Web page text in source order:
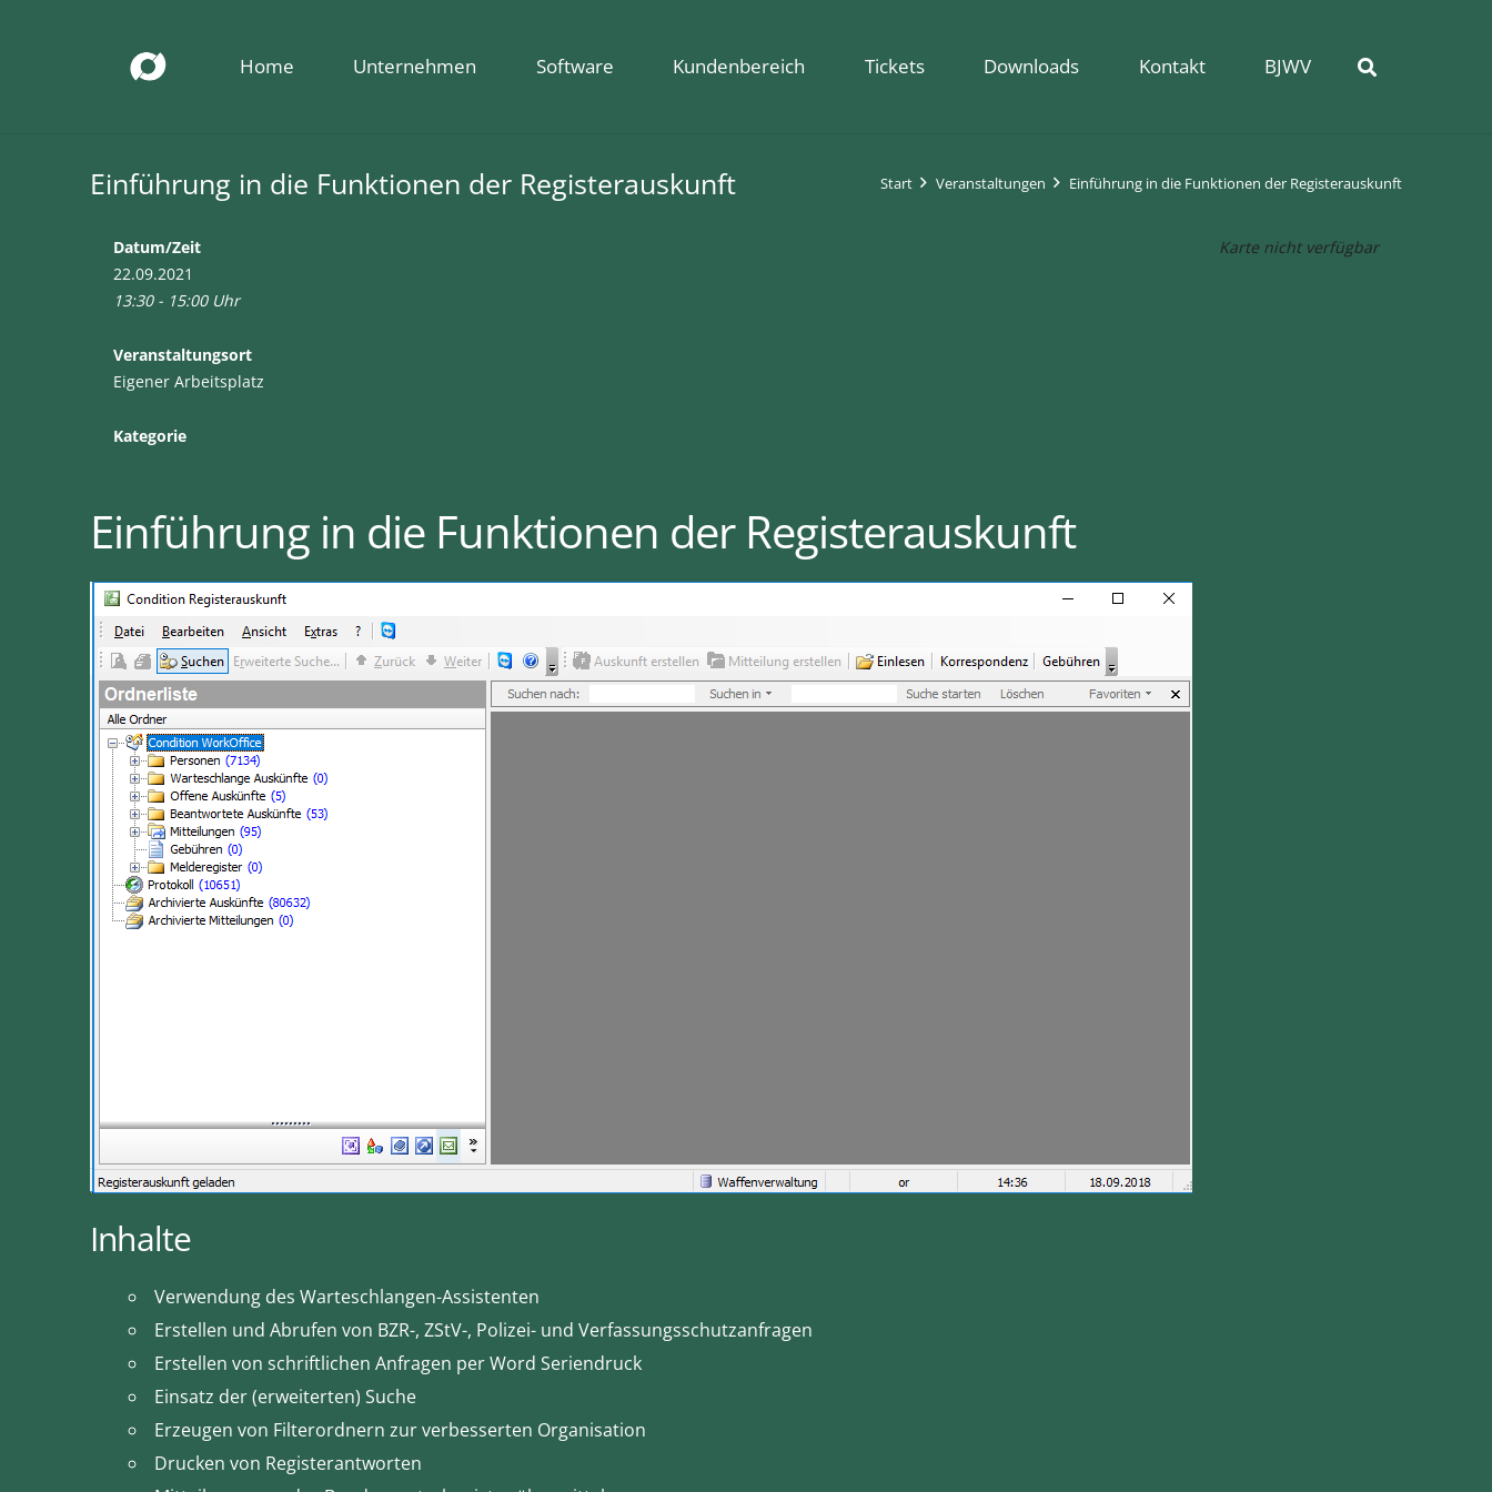
Home Unternehmen Software Kundenbereich Tickets Downloads Kontakt BJWV
Einführung in die Funktionen der Registerauskunft Start Veranstaltungen Einführung in die Funktionen der Registerauskunft
Karte nicht verfügbar
Datum/Zeit
22.09.2021
13:30 - 15:00 Uhr
Veranstaltungsort
Eigener Arbeitsplatz
Kategorie
Einführung in die Funktionen der Registerauskunft
Inhalte
Verwendung des Warteschlangen-Assistenten
Erstellen und Abrufen von BZR-, ZStV-, Polizei- und Verfassungsschutzanfragen
Erstellen von schriftlichen Anfragen per Word Seriendruck
Einsatz der (erweiterten) Suche
Erzeugen von Filterordnern zur verbesserten Organisation
Drucken von Registerantworten